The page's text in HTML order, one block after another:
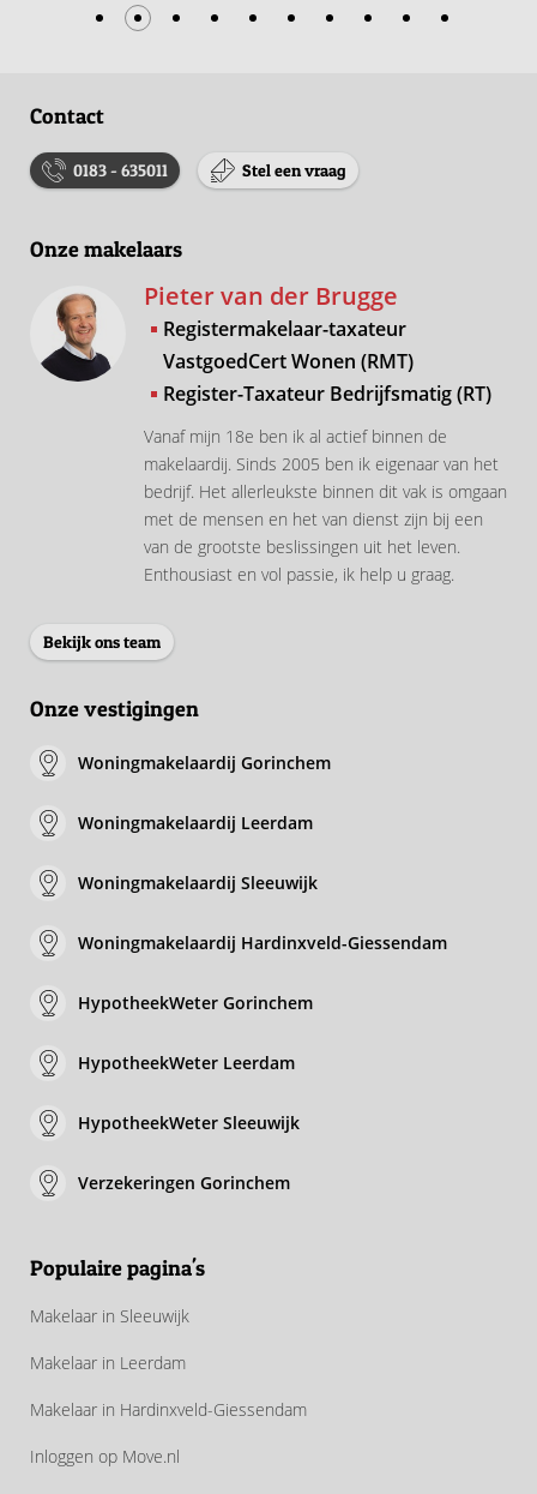
Contact
0183 - 635011 Stel een vraag
Onze makelaars
Pieter van der Brugge
Registermakelaar-taxateur
VastgoedCert Wonen (RMT)
Register-Taxateur Bedrijfsmatig (RT)
Vanaf mijn 18e ben ik al actief binnen de
makelaardij. Sinds 2005 ben ik eigenaar van het
bedrijf. Het allerleukste binnen dit vak is omgaan
met de mensen en het van dienst zijn bij een
van de grootste beslissingen uit het leven.
Enthousiast en vol passie, ik help u graag.
Bekijk ons team
Onze vestigingen
Woningmakelaardij Gorinchem
Woningmakelaardij Leerdam
Woningmakelaardij Sleeuwijk
Woningmakelaardij Hardinxveld-Giessendam
HypotheekWeter Gorinchem
HypotheekWeter Leerdam
HypotheekWeter Sleeuwijk
Verzekeringen Gorinchem
Populaire pagina's
Makelaar in Sleeuwijk
Makelaar in Leerdam
Makelaar in Hardinxveld-Giessendam
Inloggen op Move.nl